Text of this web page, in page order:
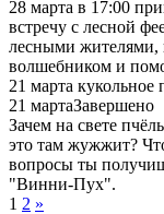
28 марта в 17:00
встречу с лесной
лесными жителями,
волшебником и
21 марта
21 мартаЗавершено
Зачем на свете
это там жужжит?
вопросы ты
"Винни-Пух".
1 2 »